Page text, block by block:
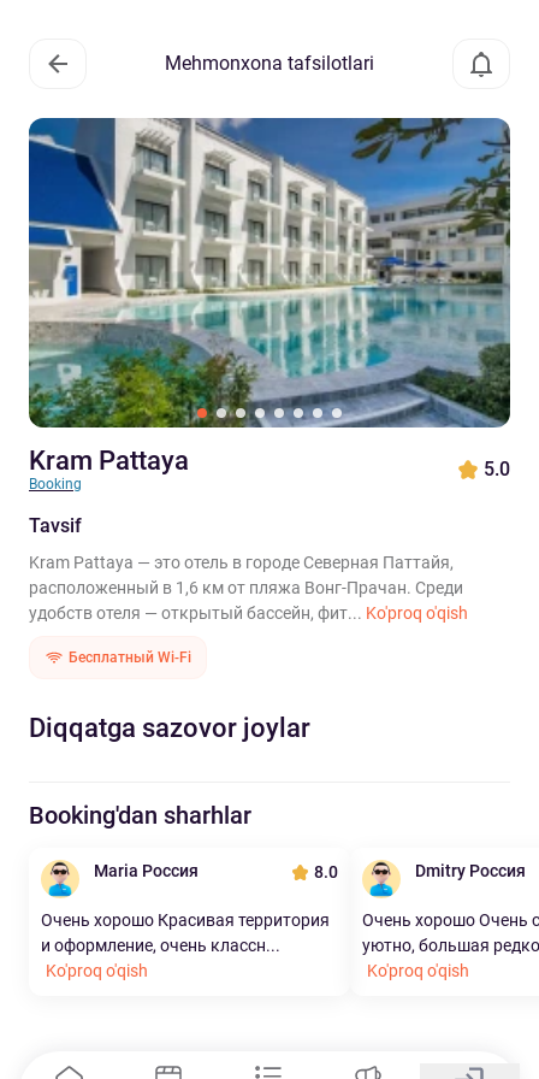
Mehmonxona tafsilotlari
Kram Pattaya
Booking
5.0
Tavsif
Kram Pattaya — это отель в городе Северная Паттайя,
расположенный в 1,6 км от пляжа Вонг-Прачан. Среди
удобств отеля — открытый бассейн, фит... Ko'proq o'qish
Бесплатный Wi-Fi
Diqqatga sazovor joylar
Booking'dan sharhlar
Maria Россия 8.0
Очень хорошо Красивая территория
и оформление, очень классн...
Ko'proq o'qish
Dmitry Россия
Очень хорошо Очень
уютно, большая
Ko'proq o'qish